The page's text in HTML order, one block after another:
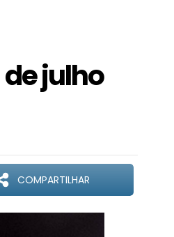
julho
COMPARTILHAR